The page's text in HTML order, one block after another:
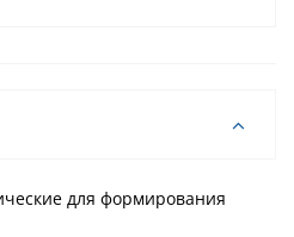
для формирования